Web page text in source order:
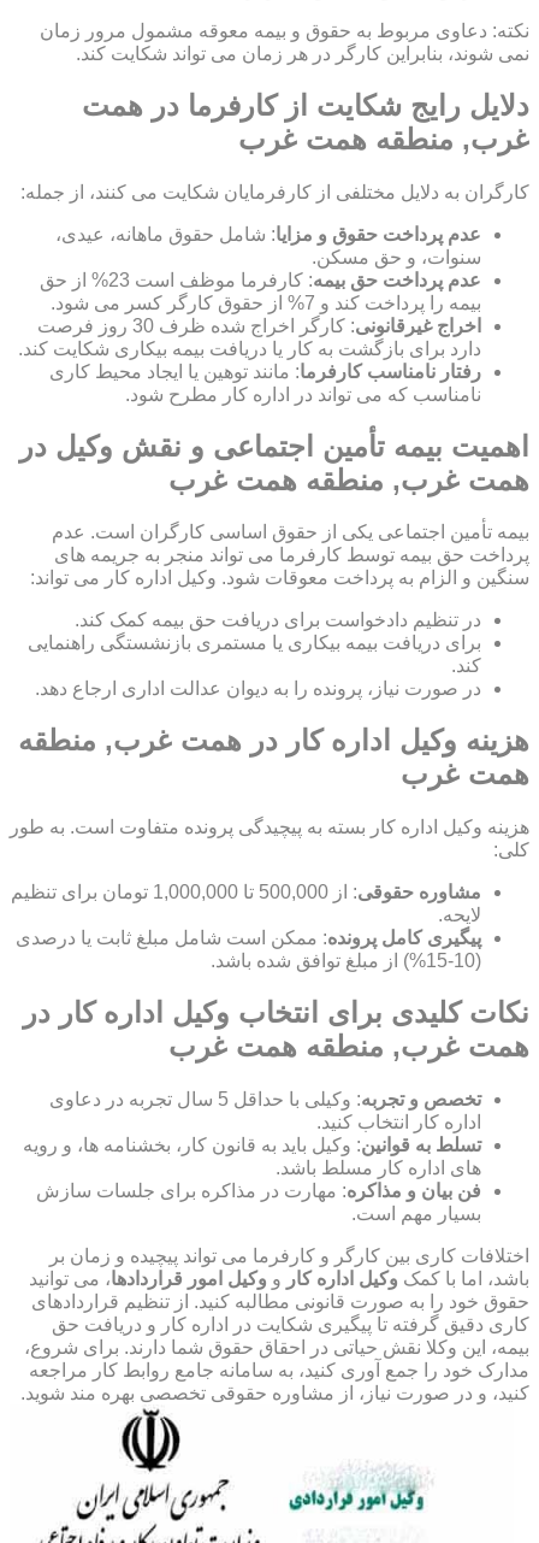
نکته: دعاوی مربوط به حقوق و بیمه معوقه مشمول مرور زمان
نمی شوند، بنابراین کارگر در هر زمان می تواند شکایت کند.
دلایل رایج شکایت از کارفرما در همت
غرب, منطقه همت غرب
کارگران به دلایل مختلفی از کارفرمایان شکایت می کنند، از جمله:
عدم پرداخت حقوق و مزایا: شامل حقوق ماهانه، عیدی،
سنوات، و حق مسکن.
عدم پرداخت حق بیمه
: کارفرما موظف است 23% از حق
بیمه را پرداخت کند و 7% از حقوق کارگر کسر می شود.
اخراج غیرقانونی
: کارگر اخراج شده ظرف 30 روز فرصت
دارد برای بازگشت به کار یا دریافت بیمه بیکاری شکایت کند.
رفتار نامناسب کارفرما: مانند توهین یا ایجاد محیط کاری
نامناسب که می تواند در اداره کار مطرح شود.
اهمیت بیمه تأمین اجتماعی و نقش وکیل در
همت غرب, منطقه همت غرب
بیمه تأمین اجتماعی یکی از حقوق اساسی کارگران است. عدم
پرداخت حق بیمه توسط کارفرما می تواند منجر به جریمه های
سنگین و الزام به پرداخت معوقات شود. وکیل اداره کار می تواند:
در تنظیم دادخواست برای دریافت حق بیمه کمک کند.
برای دریافت بیمه بیکاری یا مستمری بازنشستگی راهنمایی
کند.
در صورت نیاز، پرونده را به دیوان عدالت اداری ارجاع دهد.
هزینه وکیل اداره کار در همت غرب, منطقه
همت غرب
هزینه وکیل اداره کار بسته به پیچیدگی پرونده متفاوت است. به طور
کلی:
مشاوره حقوقی
: از 500,000 تا 1,000,000 تومان برای تنظیم
لایحه.
پیگیری کامل پرونده: ممکن است شامل مبلغ ثابت یا درصدی
(10-15%) از مبلغ توافق شده باشد.
نکات کلیدی برای انتخاب وکیل اداره کار در
همت غرب, منطقه همت غرب
تخصص و تجربه
: وکیلی با حداقل 5 سال تجربه در دعاوی
اداره کار انتخاب کنید.
تسلط به قوانین: وکیل باید به قانون کار، بخشنامه ها، و رویه
های اداره کار مسلط باشد.
فن بیان و مذاکره: مهارت در مذاکره برای جلسات سازش
بسیار مهم است.
اختلافات کاری بین کارگر و کارفرما می تواند پیچیده و زمان بر
باشد، اما با کمک وکیل اداره کار و وکیل امور قراردادها، می توانید
حقوق خود را به صورت قانونی مطالبه کنید. از تنظیم قراردادهای
کاری دقیق گرفته تا پیگیری شکایت در اداره کار و دریافت حق
بیمه، این وکلا نقش حیاتی در احقاق حقوق شما دارند. برای شروع،
مدارک خود را جمع آوری کنید، به سامانه جامع روابط کار مراجعه
کنید، و در صورت نیاز، از مشاوره حقوقی تخصصی بهره مند شوید.